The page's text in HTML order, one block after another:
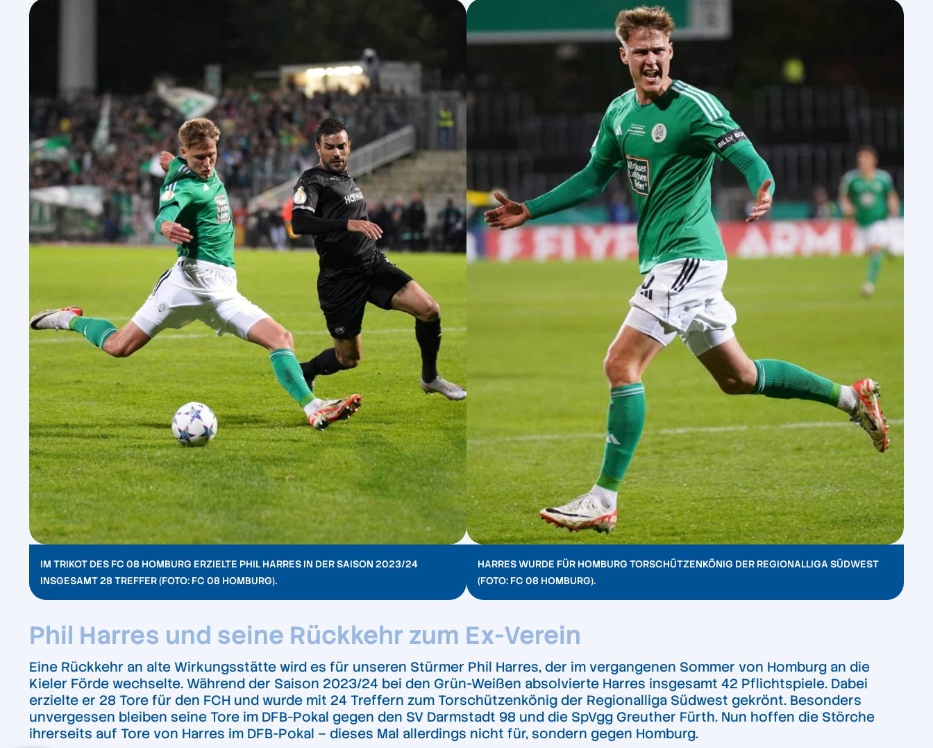
IM TRIKOT DES FC 08 HOMBURG ERZIELTE PHIL HARRES IN DER SAISON 2023/24
INSGESAMT 28 TREFFER (FOTO: FC 08 HOMBURG).
HARRES WURDE FÜR HOMBURG TORSCHÜTZENKÖNIG DER REGIONALLIGA SÜDWEST
(FOTO: FC 08 HOMBURG).
Phil Harres und seine Rückkehr zum Ex-Verein
Eine Rückkehr an alte Wirkungsstätte wird es für unseren Stürmer Phil Harres, der im vergangenen Sommer von Homburg an die
Kieler Förde wechselte. Während der Saison 2023/24 bei den Grün-Weißen absolvierte Harres insgesamt 42 Pflichtspiele. Dabei
erzielte er 28 Tore für den FCH und wurde mit 24 Treffern zum Torschützenkönig der Regionalliga Südwest gekrönt. Besonders
unvergessen bleiben seine Tore im DFB-Pokal gegen den SV Darmstadt 98 und die SpVgg Greuther Fürth. Nun hoffen die Störche
ihrerseits auf Tore von Harres im DFB-Pokal – dieses Mal allerdings nicht für, sondern gegen Homburg.